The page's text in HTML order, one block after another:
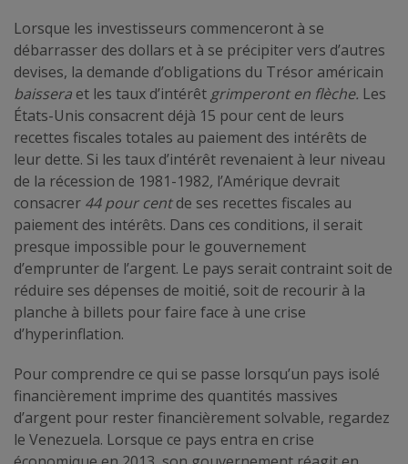
Lorsque les investisseurs commenceront à se
débarrasser des dollars et à se précipiter vers d’autres
devises, la demande d’obligations du Trésor américain
baissera et les taux d’intérêt grimperont en flèche. Les
États-Unis consacrent déjà 15 pour cent de leurs
recettes fiscales totales au paiement des intérêts de
leur dette. Si les taux d’intérêt revenaient à leur niveau
de la récession de 1981-1982, l’Amérique devrait
consacrer 44 pour centde ses recettes fiscales au
paiement des intérêts. Dans ces conditions, il serait
presque impossible pour le gouvernement
d’emprunter de l’argent. Le pays serait contraint soit de
réduire ses dépenses de moitié, soit de recourir à la
planche à billets pour faire face à une crise
d’hyperinflation.
Pour comprendre ce qui se passe lorsqu’un pays isolé
financièrement imprime des quantités massives
d’argent pour rester financièrement solvable, regardez
le Venezuela. Lorsque ce pays entra en crise